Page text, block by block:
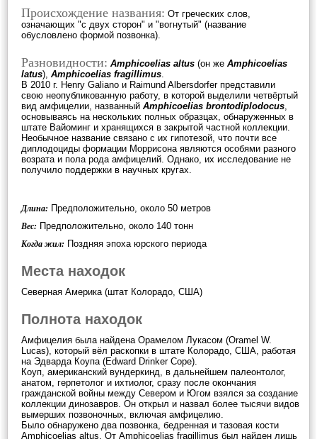
Происхождение названия: От греческих слов,
означающих "c двух сторон" и "вогнутый" (название
обусловлено формой позвонка).
Разновидности: Amphicoelias altus (он же Amphicoelias
latus), Amphicoelias fragillimus.
В 2010 г. Henry Galiano и Raimund Albersdorfer представили
свою неопубликованную работу, в которой выделили четвёртый
вид амфицелии, названный Amphicoelias brontodiplodocus,
основываясь на нескольких полных образцах, обнаруженных в
штате Вайоминг и хранящихся в закрытой частной коллекции.
Необычное название связано с их гипотезой, что почти все
диплодоциды формации Моррисона являются особями разного
возрата и пола рода амфицелий. Однако, их исследование не
получило поддержки в научных кругах.
Длина: Предположительно, около 50 метров
Вес: Предположительно, около 140 тонн
Когда жил: Поздняя эпоха юрского периода
Места находок
Северная Америка (штат Колорадо, США)
Полнота находок
Амфицелия была найдена Орамелом Лукасом (Oramel W.
Lucas), который вёл раскопки в штате Колорадо, США, работая
на Эдварда Коупа (Edward Drinker Cope).
Коуп, американский вундеркинд, в дальнейшем палеонтолог,
анатом, герпетолог и ихтиолог, сразу после окончания
гражданской войны между Севером и Югом взялся за создание
коллекции динозавров. Он открыл и назвал более тысячи видов
вымерших позвоночных, включая амфицелию.
Было обнаружено два позвонка, бедренная и тазовая кости
Amphicoelias altus. От Amphicoelias fragillimus был найден лишь